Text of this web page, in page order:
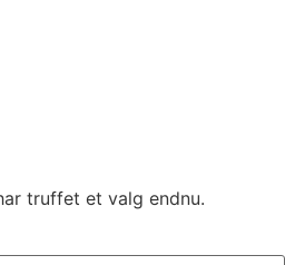
truffet et valg endnu.